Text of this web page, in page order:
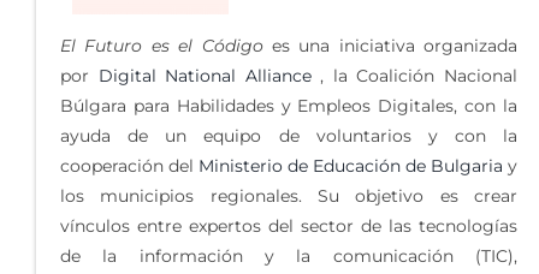
El Futuro es el Códigoes una iniciativa organizada
por Digital National Alliance, la Coalición Nacional
Búlgara para Habilidades y Empleos Digitales, con la
ayuda de un equipo de voluntarios y con la
cooperación del Ministerio de Educación de Bulgaria y
los municipios regionales. Su objetivo es crear
vínculos entre expertos del sector de las tecnologías
de la información y la comunicación (TIC),